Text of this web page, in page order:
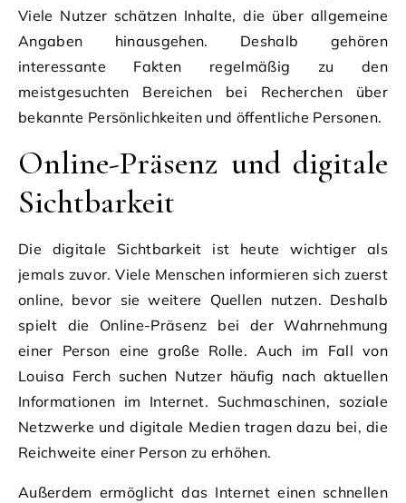
Viele Nutzer schätzen Inhalte, die über allgemeine
Angaben hinausgehen. Deshalb gehören
interessante Fakten regelmäßig zu den
meistgesuchten Bereichen bei Recherchen über
bekannte Persönlichkeiten und öffentliche Personen.
Online-Präsenz und digitale
Sichtbarkeit
Die digitale Sichtbarkeit ist heute wichtiger als
jemals zuvor. Viele Menschen informieren sich zuerst
online, bevor sie weitere Quellen nutzen. Deshalb
spielt die Online-Präsenz bei der Wahrnehmung
einer Person eine große Rolle. Auch im Fall von
Louisa Ferch suchen Nutzer häufig nach aktuellen
Informationen im Internet. Suchmaschinen, soziale
Netzwerke und digitale Medien tragen dazu bei, die
Reichweite einer Person zu erhöhen.
Außerdem ermöglicht das Internet einen schnellen